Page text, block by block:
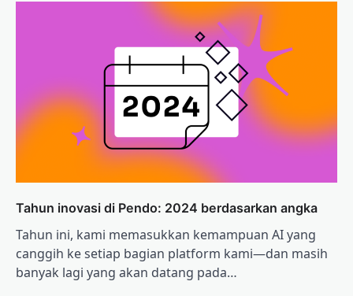
Tahun inovasi di Pendo: 2024 berdasarkan angka
Tahun ini, kami memasukkan kemampuan AI yang
canggih ke setiap bagian platform kami—dan masih
banyak lagi yang akan datang pada…